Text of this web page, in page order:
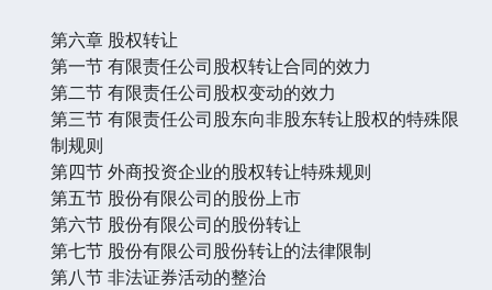
第六章 股权转让
第一节 有限责任公司股权转让合同的效力
第二节 有限责任公司股权变动的效力
第三节 有限责任公司股东向非股东转让股权的特殊限
制规则
第四节 外商投资企业的股权转让特殊规则
第五节 股份有限公司的股份上市
第六节 股份有限公司的股份转让
第七节 股份有限公司股份转让的法律限制
第八节 非法证券活动的整治